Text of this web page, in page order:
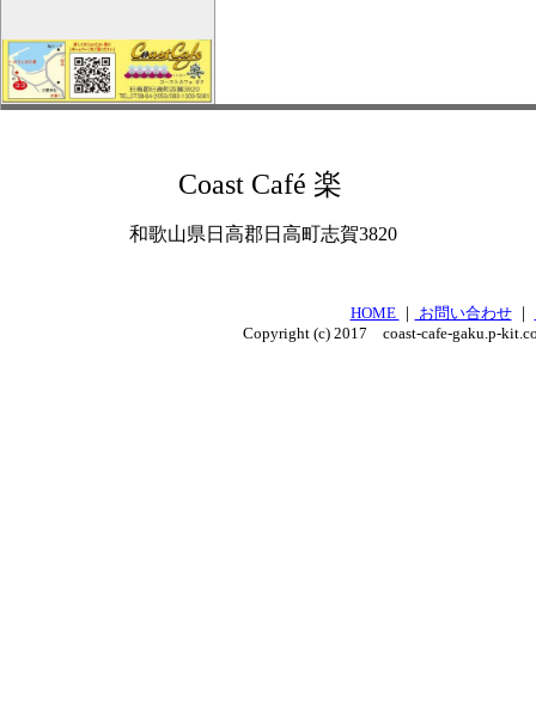
Coast Café 楽
和歌山県日高郡日高町志賀3820
HOME ｜ お問い合わせ｜
Copyright (c) 2017 coast-cafe-gaku.p-